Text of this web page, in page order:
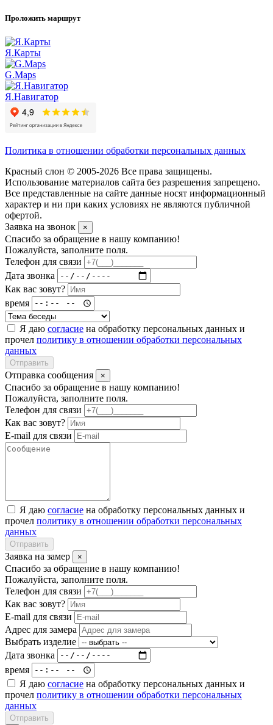
Проложить маршрут
Я.Карты
G.Maps
Я.Навигатор
Политика в отношении обработки персональных данных
Красный слон © 2005-2026 Все права защищены.
Использование материалов сайта без разрешения запрещено.
Все представленные на сайте данные носят информационный
характер и ни при каких условиях не являются публичной
офертой.
Заявка на звонок
×
Спасибо за обращение в нашу компанию!
Пожалуйста, заполните поля.
Телефон для связи
Дата звонка
Как вас зовут?
время
Я даю согласие на обработку персональных данных и
прочел политику в отношении обработки персональных
данных
Отправить
Отправка сообщения ×
Спасибо за обращение в нашу компанию!
Пожалуйста, заполните поля.
Телефон для связи
Как вас зовут?
E-mail для связи
Я даю согласие на обработку персональных данных и
прочел политику в отношении обработки персональных
данных
Отправить
Заявка на замер ×
Спасибо за обращение в нашу компанию!
Пожалуйста, заполните поля.
Телефон для связи
Как вас зовут?
E-mail для связи
Адрес для замера
Выбрать изделие
Дата звонка
время
Я даю согласие на обработку персональных данных и
прочел политику в отношении обработки персональных
данных
Отправить